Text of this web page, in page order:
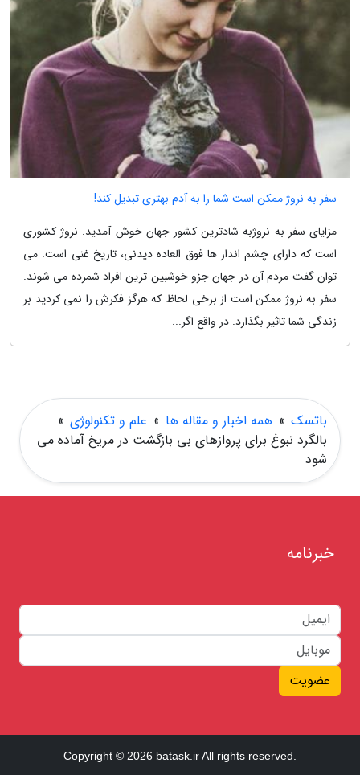
سفر به نروژ ممکن است شما را به آدم بهتری تبدیل کند!
مزایای سفر به نروژبه شادترین کشور جهان خوش آمدید. نروژ کشوری
است که دارای چشم انداز ها فوق العاده دیدنی، تاریخ غنی است. می
توان گفت مردم آن در جهان جزو خوشبین ترین افراد شمرده می شوند.
سفر به نروژ ممکن است از برخی لحاظ که هرگز فکرش را نمی کردید بر
زندگی شما تاثیر بگذارد. در واقع اگر...
باتسک » همه اخبار و مقاله ها » علم و تکنولوژی »
بالگرد نبوغ برای پروازهای بی بازگشت در مریخ آماده می
شود
خبرنامه
عضویت
Copyright © 2026 batask.ir All rights reserved.